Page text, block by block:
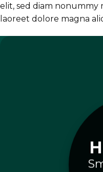
elit, sed diam
laoreet dolore magna